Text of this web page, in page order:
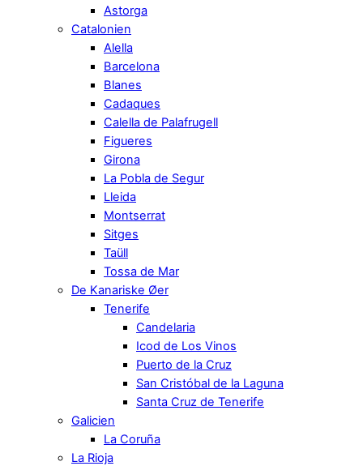
Astorga
Catalonien
Alella
Barcelona
Blanes
Cadaques
Calella de Palafrugell
Figueres
Girona
La Pobla de Segur
Lleida
Montserrat
Sitges
Taüll
Tossa de Mar
De Kanariske Øer
Tenerife
Candelaria
Icod de Los Vinos
Puerto de la Cruz
San Cristóbal de la Laguna
Santa Cruz de Tenerife
Galicien
La Coruña
La Rioja